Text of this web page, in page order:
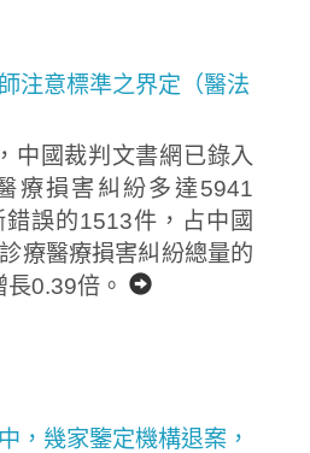
注意標準之界定（醫法
中國裁判文書網已錄入
療損害糾紛多達5941
誤的1513件，占中國
療醫療損害糾紛總量的
0.39倍。
，幾家鑒定機構退案，